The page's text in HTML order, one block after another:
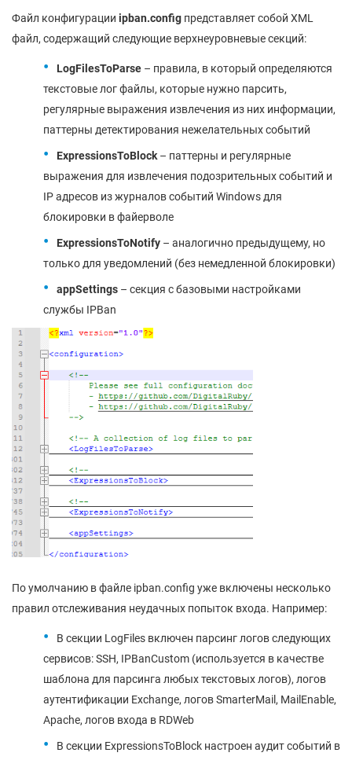
Файл конфигурации ipban.config представляет собой XML
файл, содержащий следующие верхнеуровневые секций:
LogFilesToParse – правила, в который определяются
текстовые лог файлы, которые нужно парсить,
регулярные выражения извлечения из них информации,
паттерны детектирования нежелательных событий
ExpressionsToBlock– паттерны и регулярные
выражения для извлечения подозрительных событий и
IP адресов из журналов событий Windows для
блокировки в файерволе
ExpressionsToNotify – аналогично предыдущему, но
только для уведомлений (без немедленной блокировки)
appSettings – секция с базовыми настройками
службы IPBan
По умолчанию в файле ipban.config уже включены несколько
правил отслеживания неудачных попыток входа. Например:
В секции LogFiles включен парсинг логов следующих
сервисов: SSH, IPBanCustom (используется в качестве
шаблона для парсинга любых текстовых логов), логов
аутентификации Exchange, логов SmarterMail, MailEnable,
Apache, логов входа в RDWeb
В секции ExpressionsToBlock настроен аудит событий в